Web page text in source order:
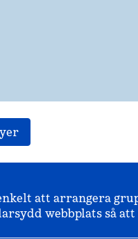
att arrangera
webbplats så